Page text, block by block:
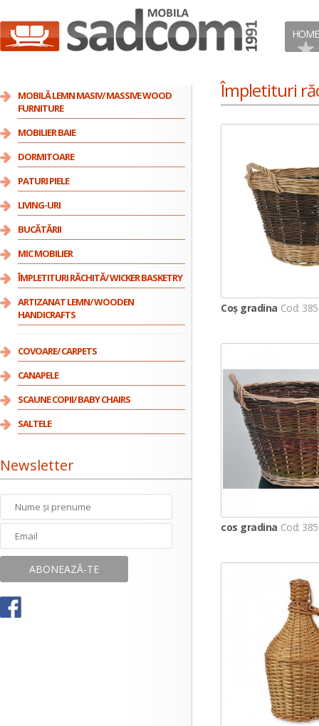
HOME
MOBILĂ LEMN MASIV/ MASSIVE WOOD
FURNITURE
MOBILIER BAIE
DORMITOARE
PATURI PIELE
LIVING-URI
BUCĂTĂRII
MIC MOBILIER
ÎMPLETITURI RĂCHITĂ/ WICKER BASKETRY
ARTIZANAT LEMN/ WOODEN
HANDICRAFTS
COVOARE/ CARPETS
CANAPELE
SCAUNE COPII/ BABY CHAIRS
SALTELE
Newsletter
Împletituri
Coș gradina Cod:
cos gradina Cod: